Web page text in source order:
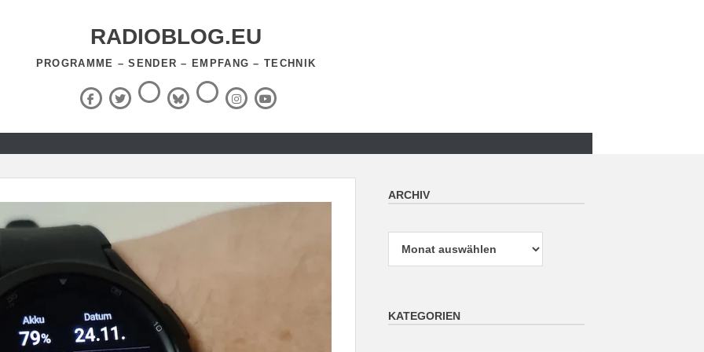
RADIOBLOG.EU
PROGRAMME – SENDER – EMPFANG – TECHNIK
Facebook
X
(Twitter)
ThreadsBlueSky
RSS-
Feed InstagramYouTube
ARCHIV
KATEGORIEN